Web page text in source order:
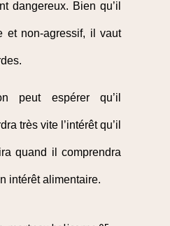
dangereux. Bien qu’il
et non-agressif, il vaut
peut espérer qu’il
très vite l’intérêt qu’il
quand il comprendra
intérêt alimentaire.